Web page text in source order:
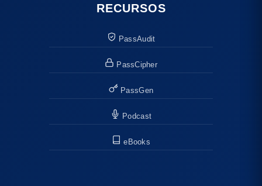
RECURSOS
PassAudit
PassCipher
PassGen
Podcast
eBooks